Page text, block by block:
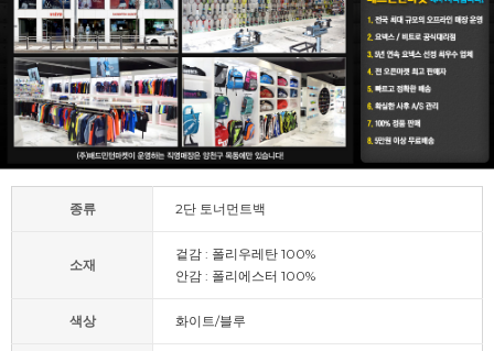
종류 2단 토너먼트백
소재
겉감 : 폴리우레탄 100%
안감 : 폴리에스터 100%
색상 화이트/블루